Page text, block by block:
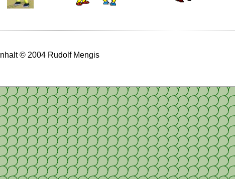
Inhalt © 2004 Rudolf Mengis